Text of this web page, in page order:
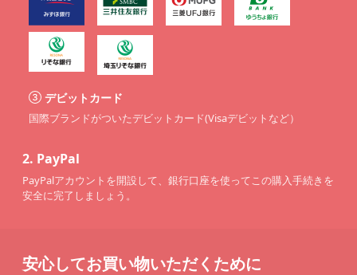
デビットカード
国際ブランドがついたデビットカード(Visaデビットなど）
2. PayPal
PayPalアカウントを開設して、銀行口座を使ってこの購入手続きを
安全に完了しましょう。
安心してお買い物いただくために